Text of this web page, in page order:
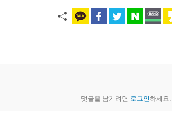
댓글을 남기려면 로그인하세요.